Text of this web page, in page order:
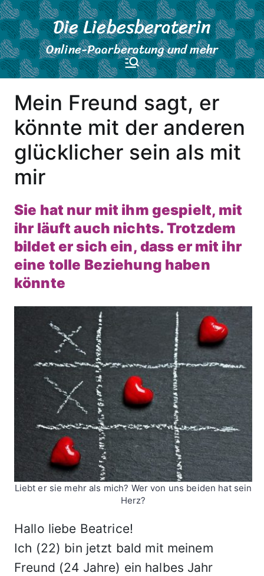
Zum
Inhalt
springen
Die Liebesberaterin
Online-Paarberatung und mehr
Mein Freund sagt, er
könnte mit der anderen
glücklicher sein als mit
mir
Sie hat nur mit ihm gespielt, mit
ihr läuft auch nichts. Trotzdem
bildet er sich ein, dass er mit ihr
eine tolle Beziehung haben
könnte
Liebt er sie mehr als mich? Wer von uns beiden hat sein
Herz?
Hallo liebe Beatrice!
Ich (22) bin jetzt bald mit meinem
Freund (24 Jahre) ein halbes Jahr